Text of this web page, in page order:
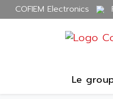
COFIEM Electronics
Le